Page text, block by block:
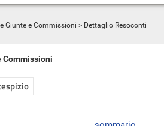
Giunte e Commissioni > Dettaglio Resoconti
Commissioni